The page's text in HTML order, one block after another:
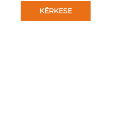
KËRKESE